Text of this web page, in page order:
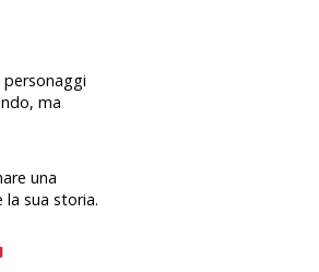
ma
una
la sua storia.